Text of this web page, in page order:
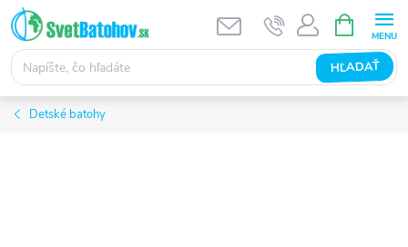
Prejsť
na
obsah
HĽADAŤ
KOŠÍK
Detské batohy